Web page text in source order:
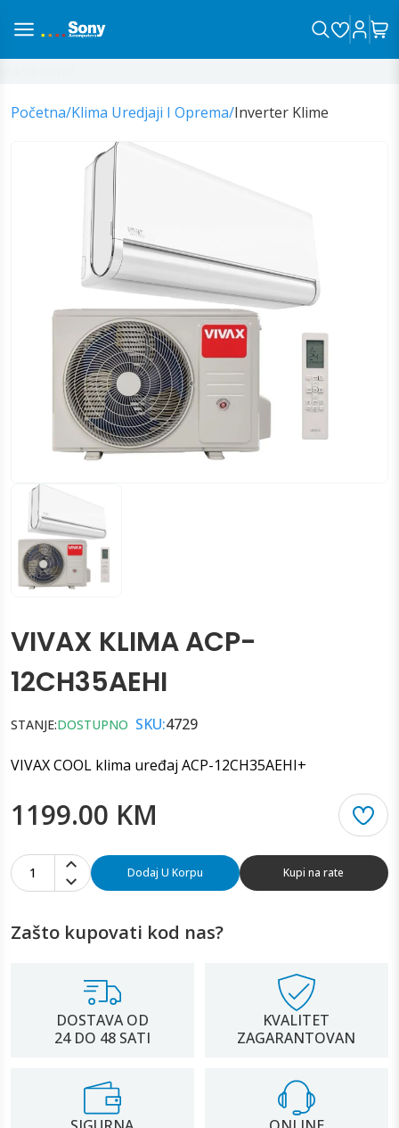
Početna/Klima Uredjaji I Oprema/Inverter Klime
VIVAX KLIMA ACP-
12CH35AEHI
STANJE:DOSTUPNO SKU:4729
VIVAX COOL klima uređaj ACP-12CH35AEHI+
1199.00 KM
1 Dodaj U Korpu Kupi na rate
Zašto kupovati kod nas?
DOSTAVA OD
24 DO 48 SATI
KVALITET
ZAGARANTOVAN